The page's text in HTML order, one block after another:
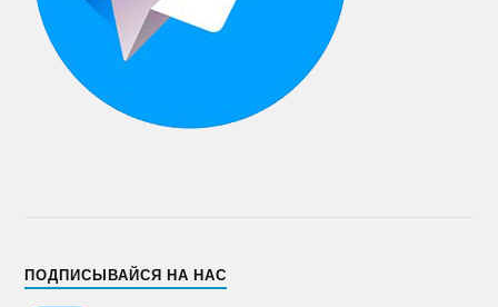
ПОДПИСЫВАЙСЯ НА НАС